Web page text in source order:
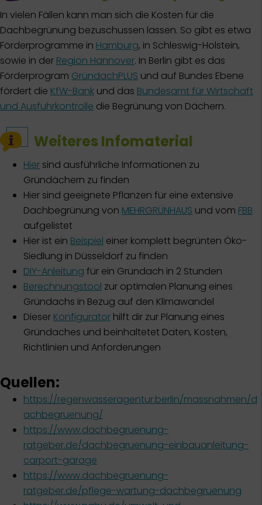
In vielen Fällen kann man sich die Kosten für die
Dachbegrünung bezuschussen lassen. So gibt es etwa
Förderprogramme in Hamburg, in Schleswig-Holstein,
sowie in der Region Hannover. In Berlin gibt es das
Förderprogram GründachPLUS und auf Bundes Ebene
fördert die KfW-Bank und das Bundesamt für Wirtschaft
und Ausfuhrkontrolle die Begrünung von Dächern.
Weiteres Infomaterial
Hier sind ausführliche Informationen zu
Gründächern zu finden
Hier sind geeignete Pflanzen für eine extensive
Dachbegrünung von MEHRGRÜNHAUS und vom FBB
aufgelistet
Hier ist ein Beispiel einer komplett begrünten Öko-
Siedlung in Düsseldorf zu finden
DIY-Anleitung für ein Gründach in 2 Stunden
Berechnungstool zur optimalen Planung eines
Gründachs in Bezug auf den Klimawandel
Dieser Konfigurator hilft dir zur Planung eines
Gründaches und beinhaltetet Daten, Kosten,
Richtlinien und Anforderungen
Quellen:
https://regenwasseragentur.berlin/massnahmen/d
achbegruenung/
https://www.dachbegruenung-
ratgeber.de/dachbegruenung-einbauanleitung-
carport-garage
https://www.dachbegruenung-
ratgeber.de/pflege-wartung-dachbegruenung